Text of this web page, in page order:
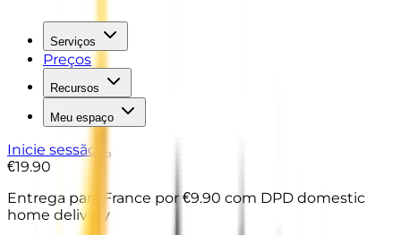
Serviços
Preços
Recursos
Meu espaço
Inicie sessão
€19.90
Entrega para France por €9.90 com DPD domestic
home delivery